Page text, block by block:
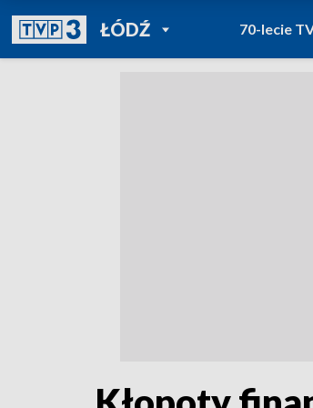
ŁÓDŹPOWRÓT DO
TVP REGIONY
70-lecie